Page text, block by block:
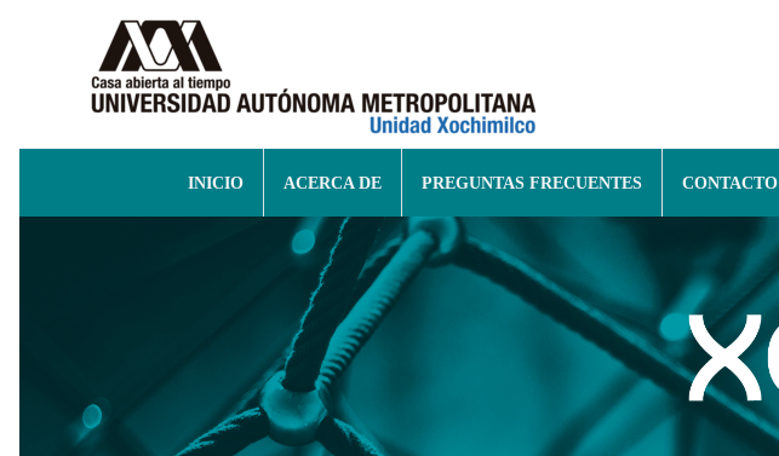
INICIO ACERCA DE PREGUNTAS FRECUENTES CONTACTO